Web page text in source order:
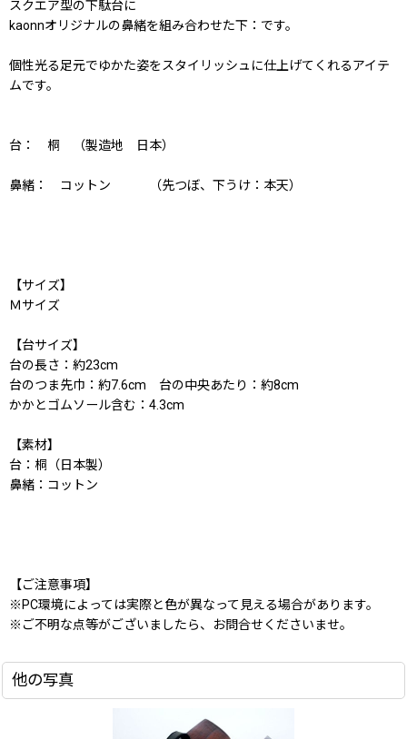
スクエア型の下駄台に
kaonnオリジナルの鼻緒を組み合わせた下：です。
個性光る足元でゆかた姿をスタイリッシュに仕上げてくれるアイテ
ムです。
台： 桐 （製造地 日本）
鼻緒： コットン （先つぼ、下うけ：本天）
【サイズ】
Ｍサイズ
【台サイズ】
台の長さ：約23cm
台のつま先巾：約7.6cm 台の中央あたり：約8cm
かかとゴムソール含む：4.3cm
【素材】
台：桐（日本製）
鼻緒：コットン
【ご注意事項】
※PC環境によっては実際と色が異なって見える場合があります。
※ご不明な点等がございましたら、お問合せくださいませ。
他の写真